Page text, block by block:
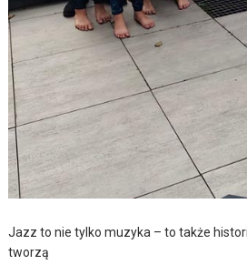
Jazz to nie tylko muzyka – to także
tworzą